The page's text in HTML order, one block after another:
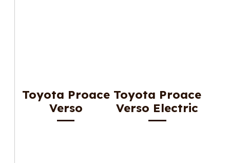
Toyota Proace
Verso
Toyota Proace
Verso Electric